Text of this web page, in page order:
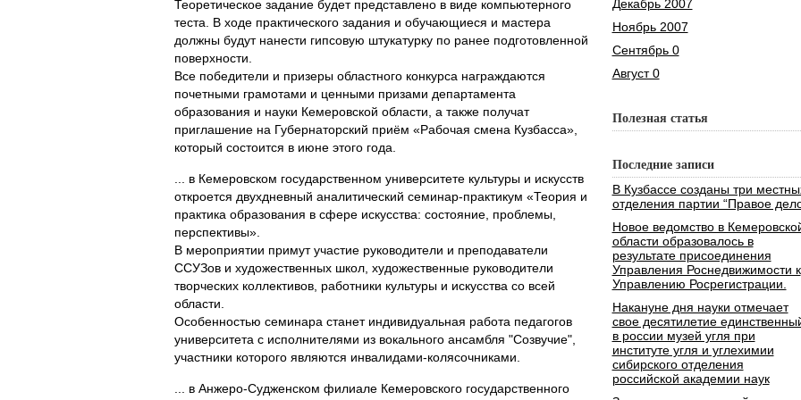
Теоретическое задание будет представлено в виде компьютерного
теста. В ходе практического задания и обучающиеся и мастера
должны будут нанести гипсовую штукатурку по ранее подготовленной
поверхности.
Все победители и призеры областного конкурса награждаются
почетными грамотами и ценными призами департамента
образования и науки Кемеровской области, а также получат
приглашение на Губернаторский приём «Рабочая смена Кузбасса»,
который состоится в июне этого года.
... в Кемеровском государственном университете культуры и искусств
откроется двухдневный аналитический семинар-практикум «Теория и
практика образования в сфере искусства: состояние, проблемы,
перспективы».
В мероприятии примут участие руководители и преподаватели
ССУЗов и художественных школ, художественные руководители
творческих коллективов, работники культуры и искусства со всей
области.
Особенностью семинара станет индивидуальная работа педагогов
университета с исполнителями из вокального ансамбля "Созвучие",
участники которого являются инвалидами-колясочниками.
... в Анжеро-Судженском филиале Кемеровского государственного
Декабрь 2007
Ноябрь 2007
Сентябрь 0
Август 0
Полезная статья
Последние записи
В Кузбассе созданы три
отделения партии “Правое
Новое ведомство в
области образовалось в
результате присоединения
Управления Роснедвижимости к
Управлению Росрегистрации.
Накануне дня науки отмечает
свое десятилетие
в россии музей угля при
институте угля и углехимии
сибирского отделения
российской академии наук